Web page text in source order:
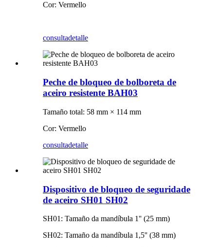
Cor: Vermello
consultadetalle
Peche de bloqueo de bolboreta de
aceiro resistente BAH03
Tamaño total: 58 mm × 114 mm
Cor: Vermello
consultadetalle
Dispositivo de bloqueo de seguridade
de aceiro SH01 SH02
SH01: Tamaño da mandíbula 1'' (25 mm)
SH02: Tamaño da mandíbula 1,5'' (38 mm)